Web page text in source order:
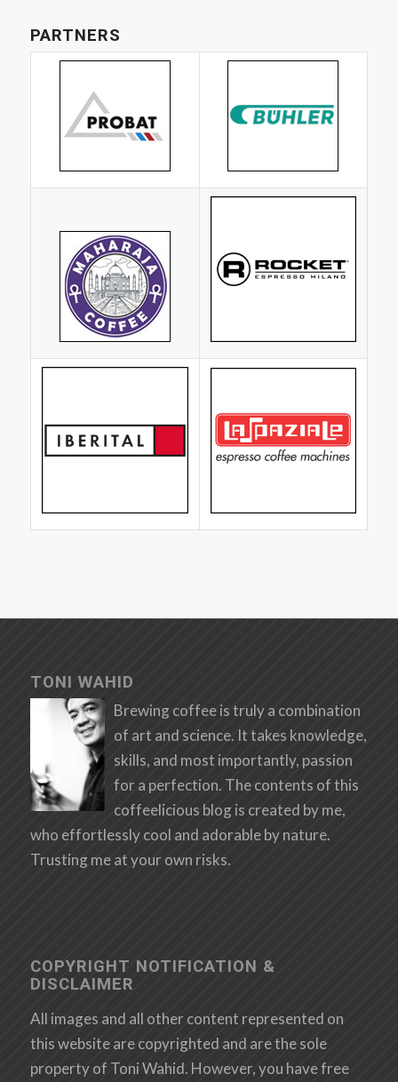
PARTNERS
TONI WAHID
Brewing coffee is truly a combination
of art and science. It takes knowledge,
skills, and most importantly, passion
for a perfection. The contents of this
coffeelicious blog is created by me,
who effortlessly cool and adorable by nature.
Trusting me at your own risks.
COPYRIGHT NOTIFICATION &
DISCLAIMER
All images and all other content represented on
this website are copyrighted and are the sole
property of Toni Wahid. However, you have free